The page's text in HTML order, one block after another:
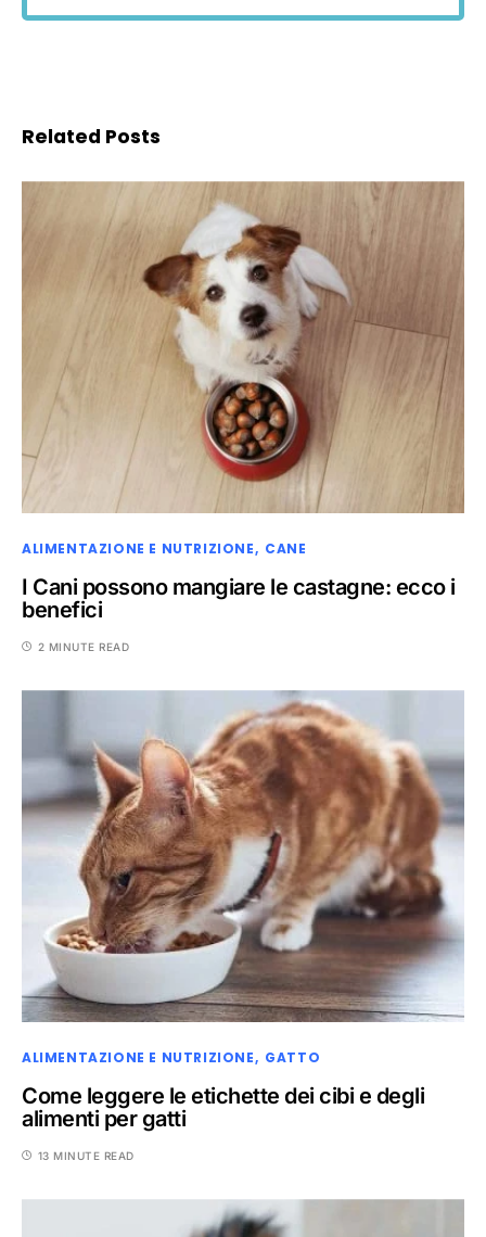
Related Posts
ALIMENTAZIONE E NUTRIZIONE CANE
I Cani possono mangiare le castagne: ecco i
benefici
2 MINUTE READ
ALIMENTAZIONE E NUTRIZIONE GATTO
Come leggere le etichette dei cibi e degli
alimenti per gatti
13 MINUTE READ